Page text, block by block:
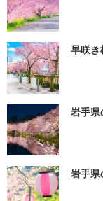
早咲き
岩手県
岩手県